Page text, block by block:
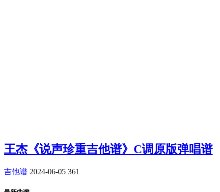
王杰《说声珍重吉他谱》C调原版弹唱谱
吉他谱 2024-06-05 361